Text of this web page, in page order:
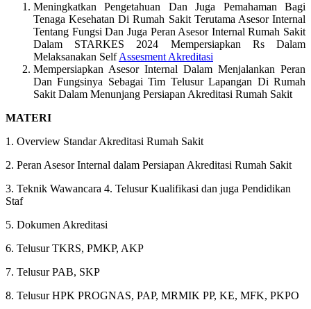
Meningkatkan Pengetahuan Dan Juga Pemahaman Bagi
Tenaga Kesehatan Di Rumah Sakit Terutama Asesor Internal
Tentang Fungsi Dan Juga Peran Asesor Internal Rumah Sakit
Dalam STARKES 2024 Mempersiapkan Rs Dalam
Melaksanakan SelfAssesment Akreditasi
Mempersiapkan Asesor Internal Dalam Menjalankan Peran
Dan Fungsinya Sebagai Tim Telusur Lapangan Di Rumah
Sakit Dalam Menunjang Persiapan Akreditasi Rumah Sakit
MATERI
1. Overview Standar Akreditasi Rumah Sakit
2. Peran Asesor Internal dalam Persiapan Akreditasi Rumah Sakit
3. Teknik Wawancara 4. Telusur Kualifikasi dan juga Pendidikan
Staf
5. Dokumen Akreditasi
6. Telusur TKRS, PMKP, AKP
7. Telusur PAB, SKP
8. Telusur HPK PROGNAS, PAP, MRMIK PP, KE, MFK, PKPO